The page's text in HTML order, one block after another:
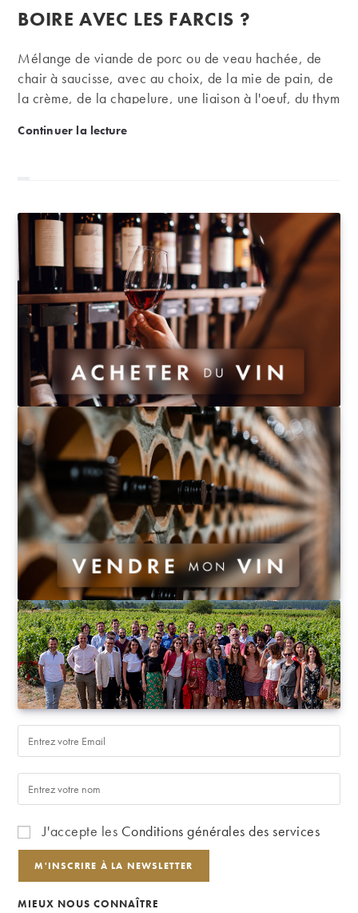
publication :
BOIRE AVEC LES FARCIS ?
Mélange de viande de porc ou de veau hachée, de
chair à saucisse, avec au choix, de la mie de pain, de
la crème, de la chapelure, une liaison à l'oeuf, du thym
l'étouffe-chrétien est au chrétien. Un remplissage utile
Continuer la lectureAccords mets et vins : que boire avec les farcis ?
J'accepte les Conditions générales des services
MIEUX NOUS CONNAÎTRE